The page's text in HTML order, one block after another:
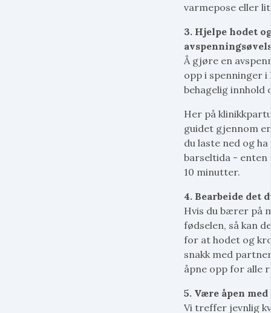
varmepose eller
3. Hjelpe hodet
Å gjøre en
opp i spenninger i
behagelig innhold
Her på
guidet gjennom
du laste ned og
barseltida - enten
10 minutter.
4. Bearbeide det
Hvis du bærer på
fødselen, så kan
for at hodet og
snakk med
åpne opp for alle
5. Være åpen
Vi treffer jevnlig